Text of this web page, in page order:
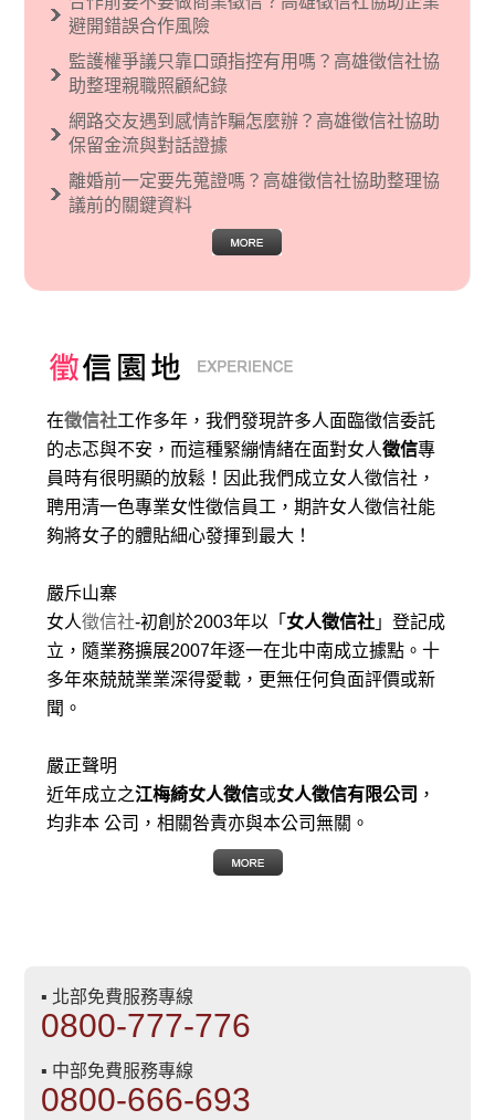
現了男性沙文…
避開錯誤合作風險
監護權爭議只靠口頭指控有用嗎？高雄徵信社協
助整理親職照顧紀錄
網路交友遇到感情詐騙怎麼辦？高雄徵信社協助
保留金流與對話證據
離婚前一定要先蒐證嗎？高雄徵信社協助整理協
議前的關鍵資料
在徵信社工作多年，我們發現許多人面臨徵信委託
的忐忑與不安，而這種緊繃情緒在面對女人徵信專
員時有很明顯的放鬆！因此我們成立女人徵信社，
聘用清一色專業女性徵信員工，期許女人徵信社能
夠將女子的體貼細心發揮到最大 ！
嚴斥山寨
女人徵信社-初創於2003年以「 女人徵信社 」登記成
立，隨業務擴展2007年逐一在北中南成立據點。十
多年來兢兢業業深得愛載，更無任何負面評價或新
聞。
嚴正聲明
近年成立之江梅綺女人徵信或女人徵信有限公司 ，
均非本 公司，相關咎責亦與本公司無關。
▪ 北部免費服務專線
0800-777-776
▪ 中部免費服務專線
0800-666-693